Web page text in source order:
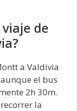
de
a Valdivia
el bus
2h 30m.
la